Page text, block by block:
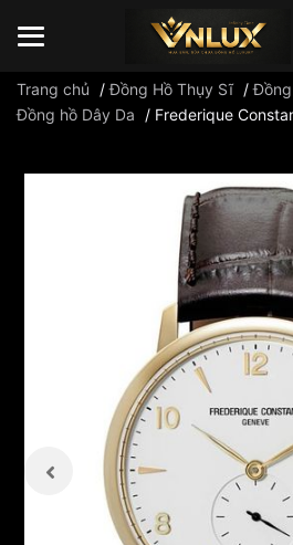
Trang chủ /Đồng Hồ Thụy Sĩ /
Đồng hồ Dây Da
/ Frederique